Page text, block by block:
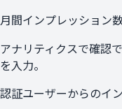
月間インプレッション
アナリティクスで確認
を入力。
認証ユーザーからのイ